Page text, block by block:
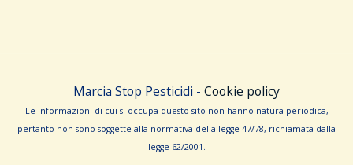
Marcia Stop Pesticidi - Cookie policy
Le informa­zioni di cui si occupa questo sito non hanno na­tura periodica,
pertanto non sono sog­gette alla normativa della legge 47/78, richiamata dalla
leg­ge 62/­2001.